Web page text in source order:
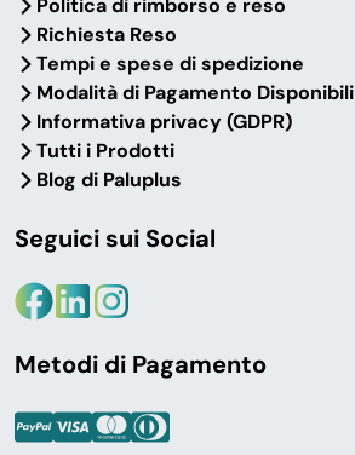
Richiesta Reso
Tempi e spese di spedizione
Modalità di Pagamento Disponibili
Informativa privacy (GDPR)
Tutti i Prodotti
Blog di Paluplus
Seguici sui Social
Metodi di Pagamento